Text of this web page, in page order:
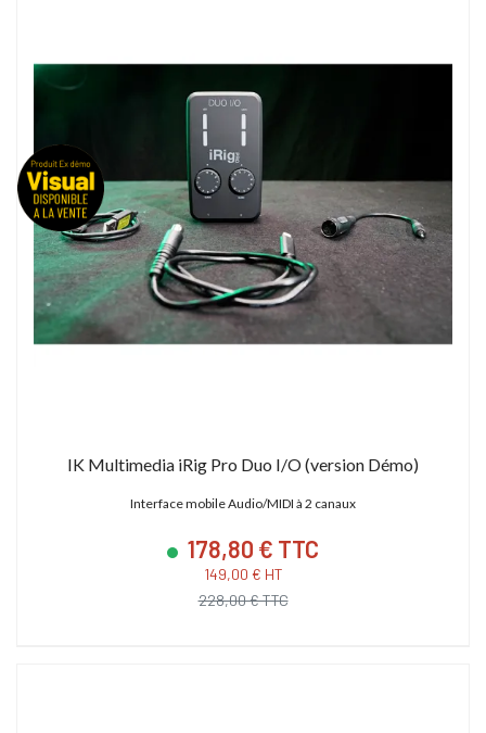
IK Multimedia iRig Pro Duo I/O (version Démo)
Interface mobile Audio/MIDI à 2 canaux
178,80 € TTC
149,00 € HT
228,00 € TTC